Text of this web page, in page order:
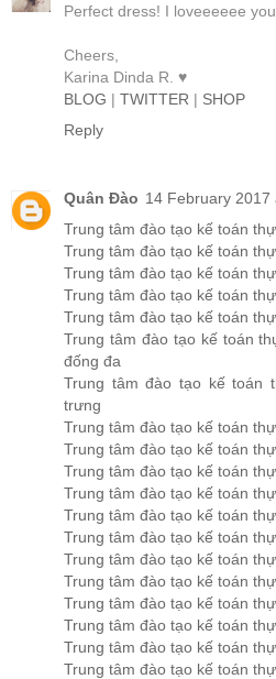
Perfect dress! I loveeeeee
Cheers,
Karina Dinda R. ♥
BLOG | TWITTER | SHOP
Reply
Quân Đào 14 February 2017
Trung tâm đào tạo kế toán
Trung tâm đào tạo kế toán
Trung tâm đào tạo kế toán
Trung tâm đào tạo kế toán
Trung tâm đào tạo kế toán
Trung tâm đào tạo kế toán
đống đa
Trung tâm đào tạo kế toán
trưng
Trung tâm đào tạo kế toán
Trung tâm đào tạo kế toán
Trung tâm đào tạo kế toán
Trung tâm đào tạo kế toán
Trung tâm đào tạo kế toán
Trung tâm đào tạo kế toán
Trung tâm đào tạo kế toán
Trung tâm đào tạo kế toán
Trung tâm đào tạo kế toán
Trung tâm đào tạo kế toán
Trung tâm đào tạo kế toán
Trung tâm đào tạo kế toán